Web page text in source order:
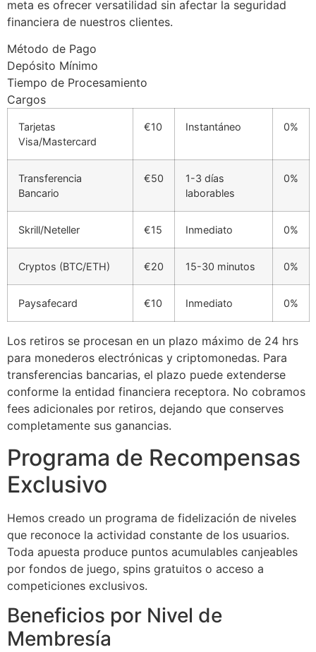
panel
panel
panel
panel
panel
panel
panel
panel
panel
panel
panel
panel
panel
panel
panel
panel
satın al
Panel
meta es ofrecer versatilidad sin afectar la seguridad
financiera de nuestros clientes.
Método de Pago
Depósito Mínimo
Tiempo de Procesamiento
Cargos
Tarjetas
Visa/Mastercard
€10 Instantáneo 0%
Transferencia
Bancario
€50
1-3 días
laborables
0%
Skrill/Neteller €15 Inmediato 0%
Cryptos (BTC/ETH) €20 15-30 minutos 0%
Paysafecard €10 Inmediato 0%
Los retiros se procesan en un plazo máximo de 24 hrs
para monederos electrónicas y criptomonedas. Para
transferencias bancarias, el plazo puede extenderse
conforme la entidad financiera receptora. No cobramos
fees adicionales por retiros, dejando que conserves
completamente sus ganancias.
Programa de Recompensas
Exclusivo
Hemos creado un programa de fidelización de niveles
que reconoce la actividad constante de los usuarios.
Toda apuesta produce puntos acumulables canjeables
por fondos de juego, spins gratuitos o acceso a
competiciones exclusivos.
Beneficios por Nivel de
Membresía